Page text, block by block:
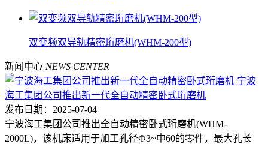
双变频双导轨精密珩磨机(WHM-200型)
新闻中心 NEWS CENTER
宁波
海工集团公司推出新一代全自动精密卧式珩磨机
发布日期：2025-07-04
宁波海工集团公司推出全自动精密卧式珩磨机(WHM-
2000L)，该机床适用于加工孔径Ф3~中60的零件，最大孔长